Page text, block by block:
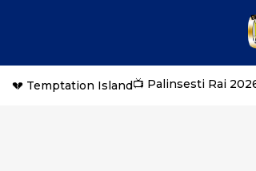
💔 Temptation Island📺 Palinsesti Rai